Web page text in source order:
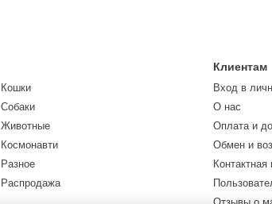
Кошки
Собаки
Животные
Космонавти
Разное
Распродажа
Клиентам
Вход в
О нас
Оплата и
Обмен и